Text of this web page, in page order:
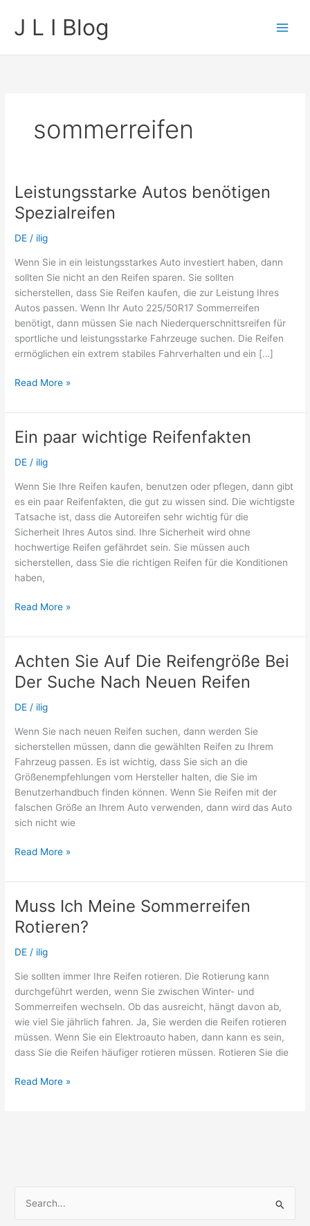
content
J L I Blog
sommerreifen
Leistungsstarke Autos benötigen
Spezialreifen
DE / ilig
Wenn Sie in ein leistungsstarkes Auto investiert haben, dann
sollten Sie nicht an den Reifen sparen. Sie sollten
sicherstellen, dass Sie Reifen kaufen, die zur Leistung Ihres
Autos passen. Wenn Ihr Auto 225/50R17 Sommerreifen
benötigt, dann müssen Sie nach Niederquerschnittsreifen für
sportliche und leistungsstarke Fahrzeuge suchen. Die Reifen
ermöglichen ein extrem stabiles Fahrverhalten und ein […]
Leistungsstarke
benötigen
Spezialreifen
Read More »
Ein paar wichtige Reifenfakten
DE / ilig
Wenn Sie Ihre Reifen kaufen, benutzen oder pflegen, dann gibt
es ein paar Reifenfakten, die gut zu wissen sind. Die wichtigste
Tatsache ist, dass die Autoreifen sehr wichtig für die
Sicherheit Ihres Autos sind. Ihre Sicherheit wird ohne
hochwertige Reifen gefährdet sein. Sie müssen auch
sicherstellen, dass Sie die richtigen Reifen für die Konditionen
haben,
Ein
wichtige
Reifenfakten
Read More »
Achten Sie Auf Die Reifengröße Bei
Der Suche Nach Neuen Reifen
DE / ilig
Wenn Sie nach neuen Reifen suchen, dann werden Sie
sicherstellen müssen, dann die gewählten Reifen zu Ihrem
Fahrzeug passen. Es ist wichtig, dass Sie sich an die
Größenempfehlungen vom Hersteller halten, die Sie im
Benutzerhandbuch finden können. Wenn Sie Reifen mit der
falschen Größe an Ihrem Auto verwenden, dann wird das Auto
sich nicht wie
Achten
Auf
Die
Reifengröße
Bei
Suche
Nach
Neuen
Reifen
Read More »
Muss Ich Meine Sommerreifen
Rotieren?
DE / ilig
Sie sollten immer Ihre Reifen rotieren. Die Rotierung kann
durchgeführt werden, wenn Sie zwischen Winter- und
Sommerreifen wechseln. Ob das ausreicht, hängt davon ab,
wie viel Sie jährlich fahren. Ja, Sie werden die Reifen rotieren
müssen. Wenn Sie ein Elektroauto haben, dann kann es sein,
dass Sie die Reifen häufiger rotieren müssen. Rotieren Sie die
Muss
Read More »